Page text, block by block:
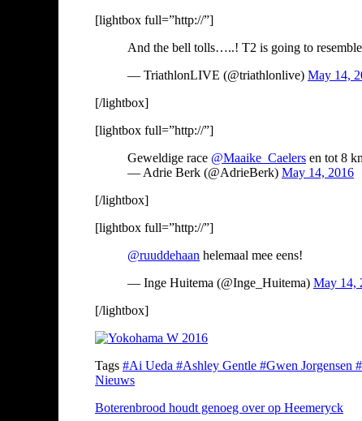
[lightbox full=”http://”]
And the bell tolls…..! T2 is going to
— TriathlonLIVE (@triathlonlive) May 14,
[/lightbox]
[lightbox full=”http://”]
Geweldige race @Maaike_Caelers en tot 8
— Adrie Berk (@AdrieBerk) May 14, 2016
[/lightbox]
[lightbox full=”http://”]
@ruuddehaan helemaal mee eens!
— Inge Huitema (@Inge_Huitema) May 14,
[/lightbox]
Tags #Ai Ueda #Ashley Gentle #Gwen Jorgensen
Nieuws
Boterenbrood houdt genoeg over op Heemeryck